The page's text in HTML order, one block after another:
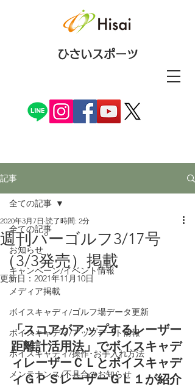
ひさいスポーツ
記事
全ての記事
お知らせ
キャンペーン/イベント情報
メディア掲載
ボイスキャディ/ゴルフ場データ更新
ボイスキャディ/アップデート情報
ボイスキャディ/操作･お手入れ方法
メンテナンス/不具合のお知らせ
全ての記事
週刊パーゴルフ3/17号
（3/3発売）掲載
2020年3月7日 読了時間: 2分
更新日： 2021年11月10日
「スコアがアップするレーザー
距離計活用法」でボイスキャデ
ィレーザーＣＬとボイスキャデ
ィＧＰＳレーザーＧＬ１が紹介